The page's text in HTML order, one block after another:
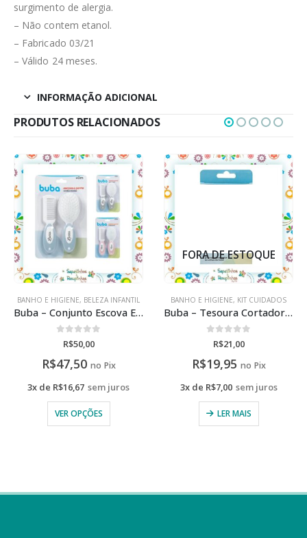
surgimento de alergia.
– Não contem etanol.
– Fabricado 03/21
– Válido 24 meses.
INFORMAÇÃO ADICIONAL
PRODUTOS RELACIONADOS
BANHO E HIGIENE, BELEZA INFANTIL
Buba – Conjunto Escova E Pente Baby Cerdas Macias Com Gravação A Laser
de 5
R$50,00
R$47,50 no Pix
3x de R$16,67 sem juros
VER OPÇÕES
FORA DE ESTOQUE
BANHO E HIGIENE, KIT CUIDADOS
Buba – Tesoura Cortador De Unha Infantil Bebê
de 5
R$21,00
R$19,95 no Pix
3x de R$7,00 sem juros
LER MAIS